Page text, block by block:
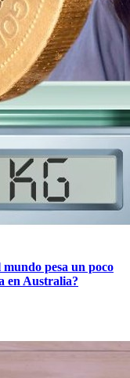
mundo pesa un poco
en Australia?